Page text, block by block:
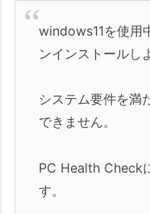
windows11を使用
ンインストールし
システム要件を満
できません。
PC Health Check
す。